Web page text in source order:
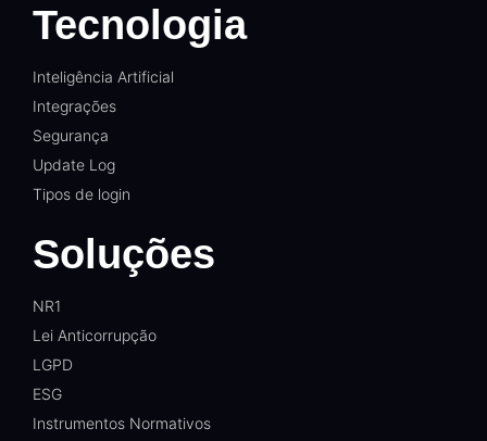
Tecnologia
Inteligência Artificial
Integrações
Segurança
Update Log
Tipos de login
Soluções
NR1
Lei Anticorrupção
LGPD
ESG
Instrumentos Normativos